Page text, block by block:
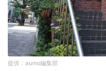
aumo編集部